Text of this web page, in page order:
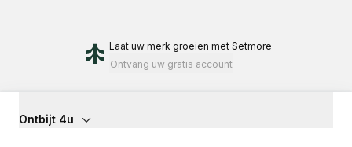
Laat uw merk groeien met Setmore
Ontvang uw gratis account
Ontbijt 4u